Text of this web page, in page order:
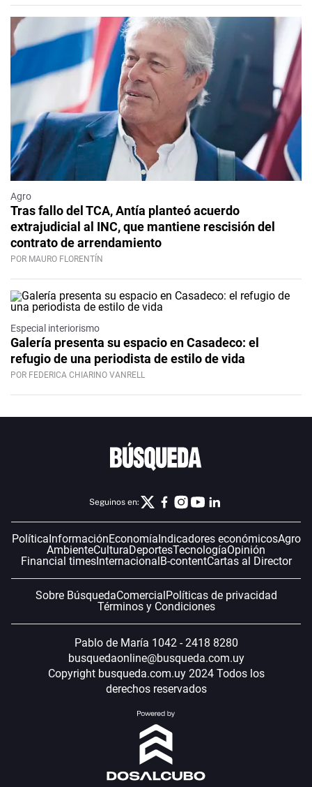
Agro
Tras fallo del TCA, Antía planteó acuerdo
extrajudicial al INC, que mantiene rescisión del
contrato de arrendamiento
POR MAURO FLORENTÍN
Especial interiorismo
Galería presenta su espacio en Casadeco: el
refugio de una periodista de estilo de vida
POR FEDERICA CHIARINO VANRELL
Seguinos en:
PolíticaInformaciónEconomíaIndicadores económicosAgro
AmbienteCulturaDeportesTecnologíaOpinión
Financial timesInternacionalB-contentCartas al Director
Sobre BúsquedaComercialPolíticas de privacidad
Términos y Condiciones
Pablo de María 1042 - 2418 8280
busquedaonline@busqueda.com.uy
Copyright busqueda.com.uy 2024 Todos los
derechos reservados